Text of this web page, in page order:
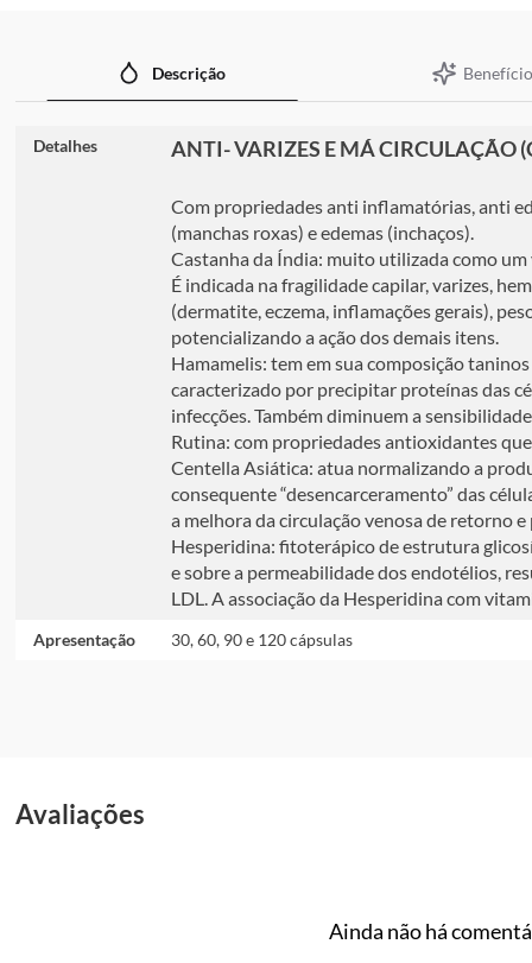
Descrição
Detalhes ANTI- VARIZES E MÁ CIRCULAÇÃO
Com propriedades anti inflamatórias, anti
(manchas roxas) e edemas (inchaços).
Castanha da Índia: muito utilizada como
É indicada na fragilidade capilar, varizes,
(dermatite, eczema, inflamações gerais),
potencializando a ação dos demais itens.
Hamamelis: tem em sua composição
caracterizado por precipitar proteínas das
infecções. Também diminuem a
Rutina: com propriedades antioxidantes
Centella Asiática: atua normalizando a
consequente “desencarceramento” das
a melhora da circulação venosa de retorno
Hesperidina: fitoterápico de estrutura
e sobre a permeabilidade dos endotélios,
LDL. A associação da Hesperidina com
Apresentação 30, 60, 90 e 120 cápsulas
Avaliações
Ainda não há